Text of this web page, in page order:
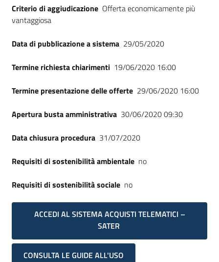
Criterio di aggiudicazione Offerta economicamente più
vantaggiosa
Data di pubblicazione a sistema 29/05/2020
Termine richiesta chiarimenti 19/06/2020 16:00
Termine presentazione delle offerte 29/06/2020 16:00
Apertura busta amministrativa 30/06/2020 09:30
Data chiusura procedura 31/07/2020
Requisiti di sostenibilità ambientale no
Requisiti di sostenibilità sociale no
ACCEDI AL SISTEMA ACQUISTI TELEMATICI –
SATER
CONSULTA LE GUIDE ALL'USO